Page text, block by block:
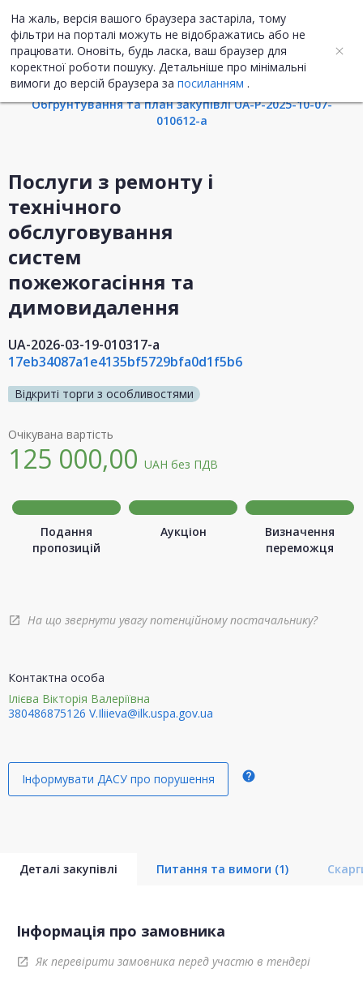
На жаль, версія вашого браузера застаріла, тому
фільтри на порталі можуть не відображатись або не
працювати. Оновіть, будь ласка, ваш браузер для
коректної роботи пошуку. Детальніше про мінімальні
вимоги до версій браузера за посиланням .
UA ENG
Інформація про закупівлю
Обгрунтування та план закупівлі UA-P-2025-10-07-
010612-a
Послуги з ремонту і
технічного
обслуговування
систем
пожежогасіння та
димовидалення
UA-2026-03-19-010317-a
17eb34087a1e4135bf5729bfa0d1f5b6
Відкриті торги з особливостями
Очікувана вартість
125 000,00 UAH без ПДВ
Подання
пропозицій
Аукціон
Визначення
переможця
open_in_new На що звернути увагу потенційному постачальнику?
Контактна особа
Ілієва Вікторія Валеріївна
380486875126 V.Iliieva@ilk.uspa.gov.ua
Інформувати ДАСУ про порушення help
Деталі закупівлі Питання та вимоги (1)
Інформація про замовника
open_in_new Як перевірити замовника перед участю в тендері